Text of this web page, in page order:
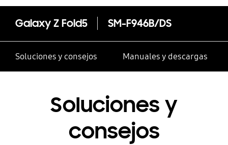
Galaxy Z Fold5 SM-F946B/DS
Soluciones y consejos Manuales y descargas
Soluciones y
consejos